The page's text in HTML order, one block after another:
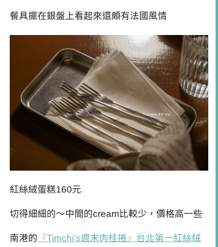
餐具擺在銀盤上看起來還頗有法國風情
紅絲絨蛋糕160元
切得細細的～中間的cream比較少，價格高一些
南港的 『Timchi’s週末肉桂捲』台北第一紅絲絨